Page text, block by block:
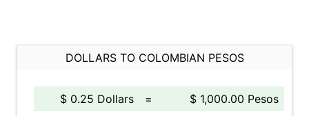
DOLLARS TO COLOMBIAN PESOS
$ 0.25 Dollars =
$ 1,000.00 Pesos